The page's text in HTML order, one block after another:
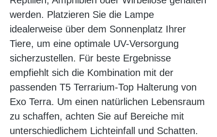
werden. Platzieren Sie die Lampe
idealerweise über dem Sonnenplatz Ihrer
Tiere, um eine optimale UV-Versorgung
sicherzustellen. Für beste Ergebnisse
empfiehlt sich die Kombination mit der
passenden T5 Terrarium-Top Halterung von
Exo Terra. Um einen natürlichen Lebensraum
zu schaffen, achten Sie auf Bereiche mit
unterschiedlichem Lichteinfall und Schatten.